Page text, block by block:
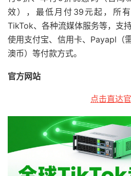
效），最低月付39元起，所
TikTok、各种流媒体服务等，支
使用支付宝、信用卡、Payapl（
澳币）等付款方式。
官方网站
点击直达